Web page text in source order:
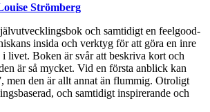
Strömberg
och samtidigt en feelgood-
insida och verktyg för att göra en inre
i livet. Boken är svår att beskriva kort och
är så mycket. Vid en första anblick kan
men den är allt annat än flummig. Otroligt
och samtidigt inspirerande och